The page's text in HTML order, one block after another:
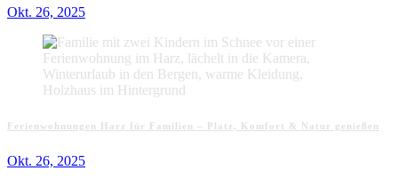
Okt. 26, 2025
Ferienwohnungen Harz für Familien – Platz, Komfort & Natur genießen
Okt. 26, 2025